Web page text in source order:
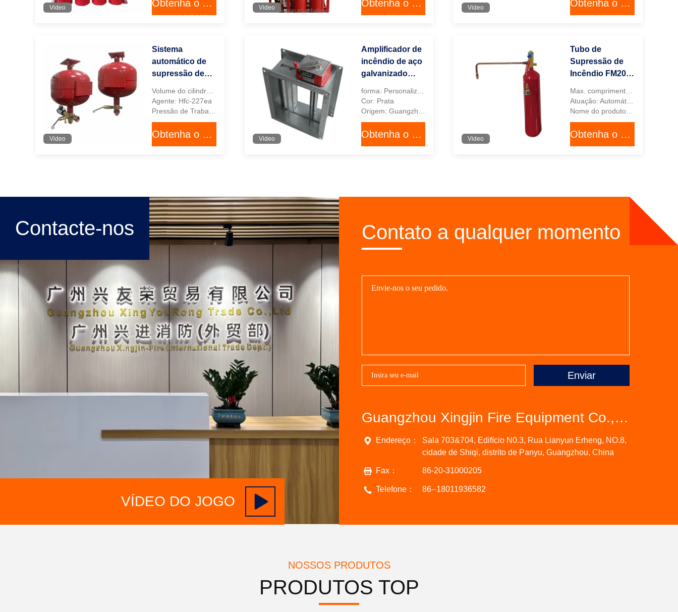
Video
Fechada para
Extinção Eficaz
Obtenha o melhor preço Video
de supressão de
incêndio agente
Obtenha o melhor preço Video
proporcional e
capacidade de
Obtenha o melhor preço
Video
Sistema
automático de
supressão de
suspenso
FM200 de 16L
com agente Hfc-
227ea e pressão
de trabalho de
Agente: Hfc-227ea
Obtenha o melhor preço Video
Amplificador de
incêndio de aço
galvanizado
dutos
retangulares e
tamanho
personalizado
para escape de
Cor: Prata
Obtenha o melhor preço Video
Tubo de
Supressão de
Incêndio FM200
Comprimento
Máximo de 20m,
Taxa de
Enchimento de
1,12kg/L e
Obtenha o melhor preço
Contacte-nos
VÍDEO DO JOGO
Contato a qualquer momento
Enviar
Guangzhou Xingjin Fire Equipment Co.,Ltd.
Endereço：
Sala 703&704, Edifício N0.3, Rua Lianyun Erheng, NO.8,
cidade de Shiqi, distrito de Panyu, Guangzhou, China
Fax： 86-20-31000205
Telefone： 86--18011936582
NOSSOS PRODUTOS
PRODUTOS TOP